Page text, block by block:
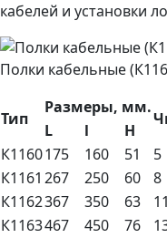
кабелей и установки
Полки кабельные
Тип
Размеры, мм.
L l
Н
К1160175 160 51 5
К1161 267 250 60 8
К1162367 350 63 11
К1163467 450 76